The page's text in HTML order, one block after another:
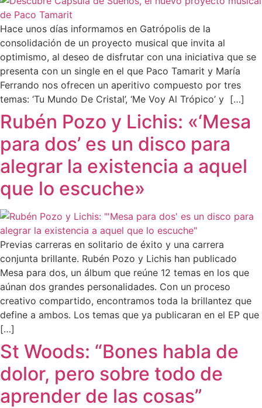
Hace unos días informamos en Gatrópolis de la
consolidación de un proyecto musical que invita al
optimismo, al deseo de disfrutar con una iniciativa que se
presenta con un single en el que Paco Tamarit y María
Ferrando nos ofrecen un aperitivo compuesto por tres
temas: ‘Tu Mundo De Cristal’, ‘Me Voy Al Trópico’ y […]
Rubén Pozo y Lichis: «‘Mesa
para dos’ es un disco para
alegrar la existencia a aquel
que lo escuche»
Previas carreras en solitario de éxito y una carrera
conjunta brillante. Rubén Pozo y Lichis han publicado
Mesa para dos, un álbum que reúne 12 temas en los que
aúnan dos grandes personalidades. Con un proceso
creativo compartido, encontramos toda la brillantez que
define a ambos. Los temas que ya publicaran en el EP que
[…]
St Woods: “Bones habla de
dolor, pero sobre todo de
aprender de las cosas”